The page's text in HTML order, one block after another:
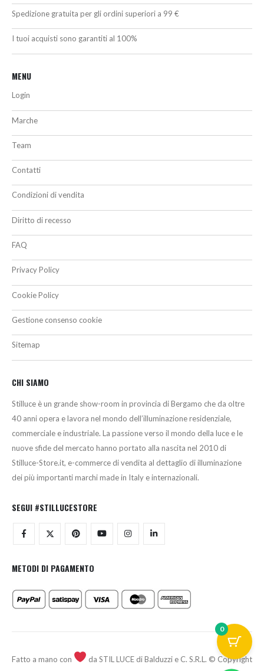
Spedizione gratuita per gli ordini superiori a 99 €
I tuoi acquisti sono garantiti al 100%
MENU
Login
Marche
Team
Contatti
Condizioni di vendita
Diritto di recesso
FAQ
Privacy Policy
Cookie Policy
Gestione consenso cookie
Sitemap
CHI SIAMO
Stilluce è un grande show-room in provincia di Bergamo che da oltre
40 anni opera e lavora nel mondo dell’illuminazione residenziale,
commerciale e industriale. La passione verso il mondo della luce e le
nuove sfide del mercato hanno portato alla nascita nel 2010 di
Stilluce-Store.it, e-commerce di vendita al dettaglio di illuminazione
dei più importanti marchi made in Italy e internazionali.
SEGUI #STILLUCESTORE
METODI DI PAGAMENTO
Fatto a mano con
da STIL LUCE di Balduzzi e C. S.R.L. © Copyright
0